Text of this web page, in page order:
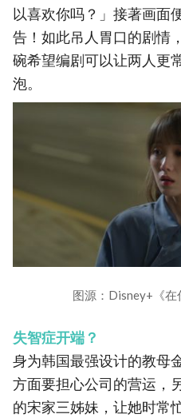
以喜欢你吗？」接著画面
告！如此吊人胃口的剧情
碗希望编剧可以让两人更
泡。
图源：Disney+《
失智症开端？
身为韩国最强设计的教母
方面要担心公司的营运，
的宋家三姊妹，让她时常